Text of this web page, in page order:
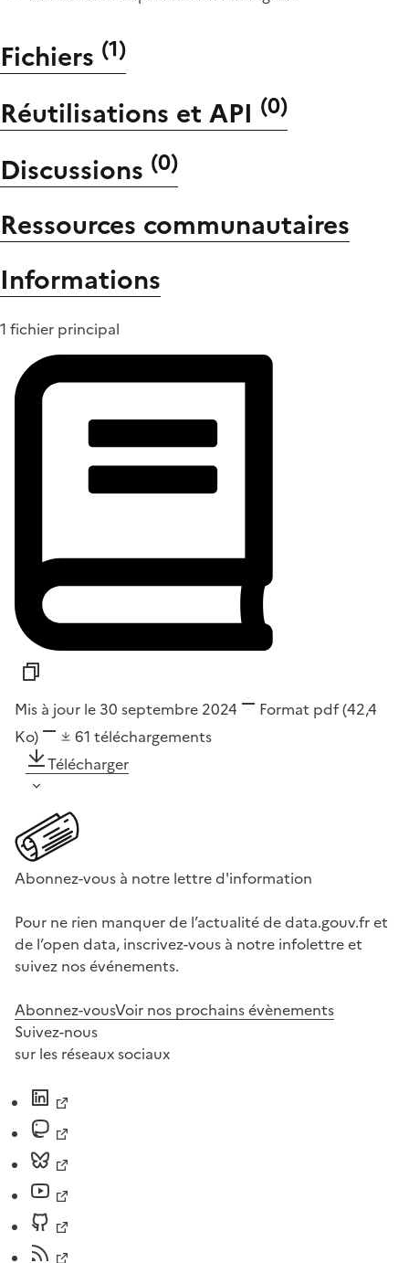
Fichiers (1)
Réutilisations et API (0)
Discussions (0)
Ressources communautaires
Informations
1 fichier principal
Mis à jour le 30 septembre 2024 Format pdf(42,4
Ko)
61 téléchargements
Télécharger
Abonnez-vous à notre lettre d'information
Pour ne rien manquer de l’actualité de data.gouv.fr et
de l’open data, inscrivez-vous à notre infolettre et
suivez nos événements.
Abonnez-vousVoir nos prochains évènements
Suivez-nous
sur les réseaux sociaux